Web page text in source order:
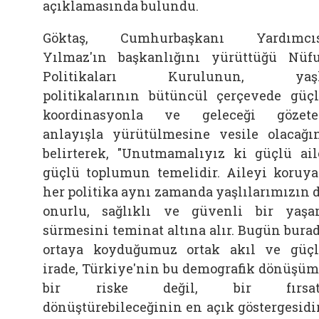
açıklamasında bulundu.
Göktaş, Cumhurbaşkanı
Yılmaz'ın başkanlığını yürüttüğü
Politikaları Kurulunun,
politikalarının bütüncül çerçevede
koordinasyonla ve geleceği
anlayışla yürütülmesine vesile
belirterek, "Unutmamalıyız ki güçlü
güçlü toplumun temelidir. Aileyi
her politika aynı zamanda yaşlılarımızın
onurlu, sağlıklı ve güvenli bir
sürmesini teminat altına alır. Bugün
ortaya koyduğumuz ortak akıl ve
irade, Türkiye'nin bu demografik
bir riske değil, bir
dönüştürebileceğinin en açık